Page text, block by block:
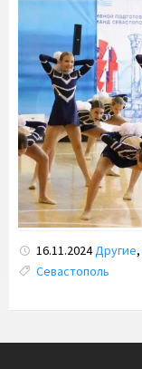
16.11.2024Другие,
Tags:
Севастополь